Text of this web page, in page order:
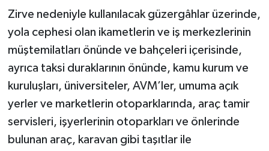
Zirve nedeniyle kullanılacak güzergâhlar üzerinde,
yola cephesi olan ikametlerin ve iş merkezlerinin
müştemilatları önünde ve bahçeleri içerisinde,
ayrıca taksi duraklarının önünde, kamu kurum ve
kuruluşları, üniversiteler, AVM’ler, umuma açık
yerler ve marketlerin otoparklarında, araç tamir
servisleri, işyerlerinin otoparkları ve önlerinde
bulunan araç, karavan gibi taşıtlar ile